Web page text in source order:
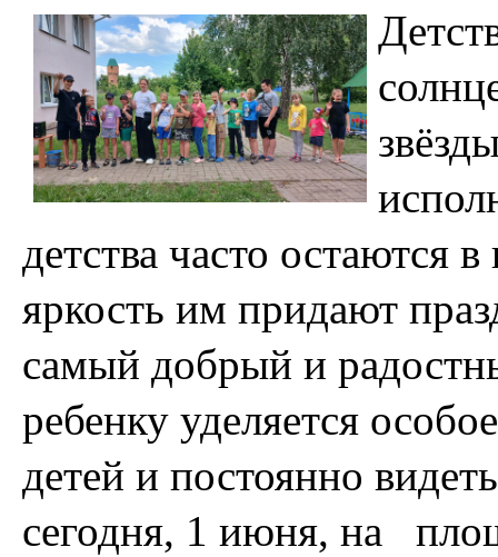
детства часто
яркость им придают
самый добрый и
ребенку уделяется
детей и постоянно
сегодня, 1 июня, на